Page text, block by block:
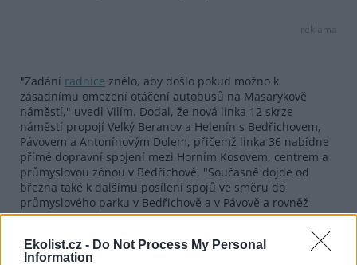
Ekolist.cz - Do Not Process My Personal
Information
reklama
"Zadání radnice znělo, aby došlo pokud možno k
zásadnímu omezení otáčení autobusů na Masarykově
náměstí," uvedl Vilím. Dodal, že nová linka 12 skrze
náměstí propojí Velký Beranov a Helenín s Bedřichovem,
Pávovem a Antonínovým Dolem, přičemž linka 36 nabídne
přímé dopravní spojení mezi Horním Kosovem, centrem a
průmyslovou zónou v Bedřichově. "Současně dojde od
března také k dalšímu posílení spojů ve směru do
průmyslového parku v Bedřichově a v Pávově a rovněž
bude i lépe obsloužena, poněkud v tichosti se rozvíjející
menší podnikatelská zóna za dálnicí u Červeného Kříže,"
upřesnil Vilím.